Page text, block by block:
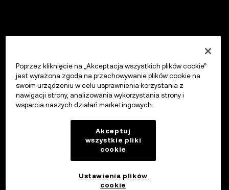
Poprzez kliknięcie na „Akceptacja wszystkich plików cookie”
jest wyrażona zgoda na przechowywanie plików cookie na
swoim urządzeniu w celu usprawnienia korzystania z
nawigacji strony, analizowania wykorzystania strony i
wsparcia naszych działań marketingowych.
Akceptuj
wszystkie pliki
cookie
Ustawienia plików
cookie